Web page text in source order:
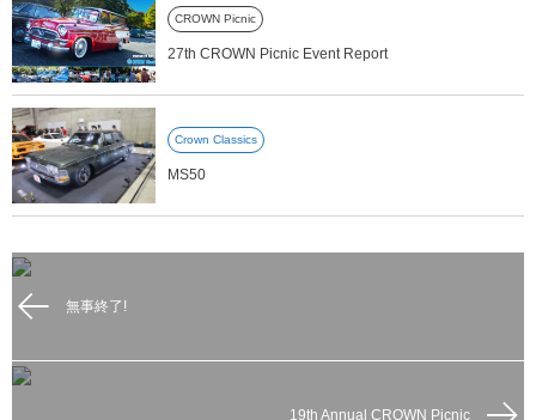
CROWN Picnic
27th CROWN Picnic Event Report
Crown Classics
MS50
無事終了!
19th Annual CROWN Picnic